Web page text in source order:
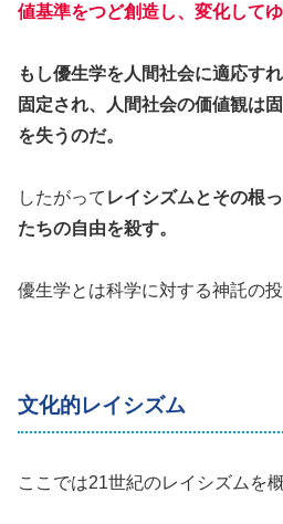
値基準をつど創造し、変化してゆ
もし優生学を人間社会に適応す
固定され、人間社会の価値観は
を失うのだ。
したがって レイシズムとその根
たちの自由を殺す。
優生学とは科学に対する神託の投
文化的レイシズム
ここでは21世紀のレイシズムを概